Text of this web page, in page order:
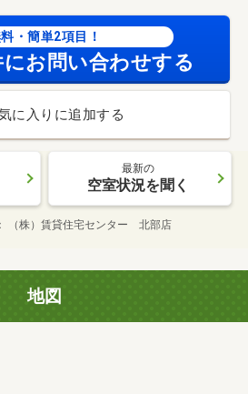
・簡単2項目！
お問い合わせする
に入りに追加する
最新の
空室状況を聞く
（株）賃貸住宅センター 北部店
地図